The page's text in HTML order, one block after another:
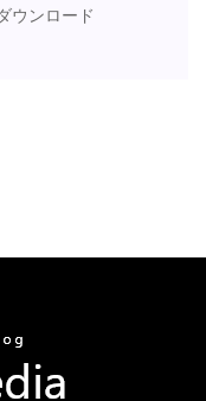
ウンロード